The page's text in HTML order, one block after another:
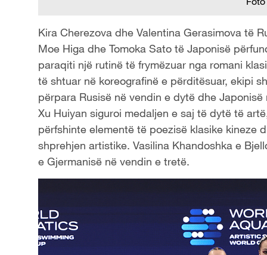
Kira Cherezova dhe Valentina Gerasimova të
Moe Higa dhe Tomoka Sato të Japonisë
paraqiti një rutinë të frymëzuar nga romani
të shtuar në koreografinë e përditësuar, ekipi
përpara Rusisë në vendin e dytë dhe
Xu Huiyan siguroi medaljen e saj të dytë të
përfshinte elementë të poezisë klasike kineze
shprehjen artistike. Vasilina Khandoshka e
e Gjermanisë në vendin e tretë.